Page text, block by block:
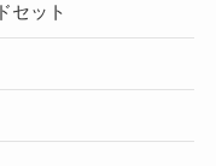
セット